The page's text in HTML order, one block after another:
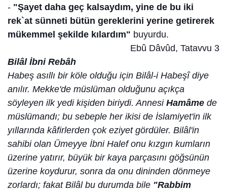
- "Şayet daha geç kalsaydım, yine de bu iki
rek`at sünneti bütün gereklerini yerine getirerek
mükemmel şekilde kılardım" buyurdu.
Ebû Dâvûd, Tatavvu 3
Bilâl İbni Rebâh
Habeş asıllı bir köle olduğu için Bilâl-i Habeşî diye
anılır. Mekke'de müslüman olduğunu açıkça
söyleyen ilk yedi kişiden biriydi. Annesi Hamâme de
müslümandı; bu sebeple her ikisi de İslamiyet'in ilk
yıllarında kâfirlerden çok eziyet gördüler. Bilâl'in
sahibi olan Ümeyye İbni Halef onu kızgın kumların
üzerine yatırır, büyük bir kaya parçasını göğsünün
üzerine koydurur, sonra da onu dininden dönmeye
zorlardı; fakat Bilâl bu durumda bile "Rabbim